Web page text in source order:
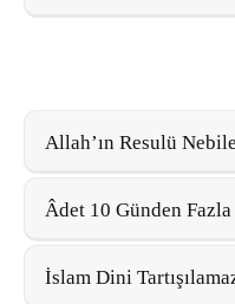
Allah’ın Resulü
Âdet 10 Günden
İslam Dini